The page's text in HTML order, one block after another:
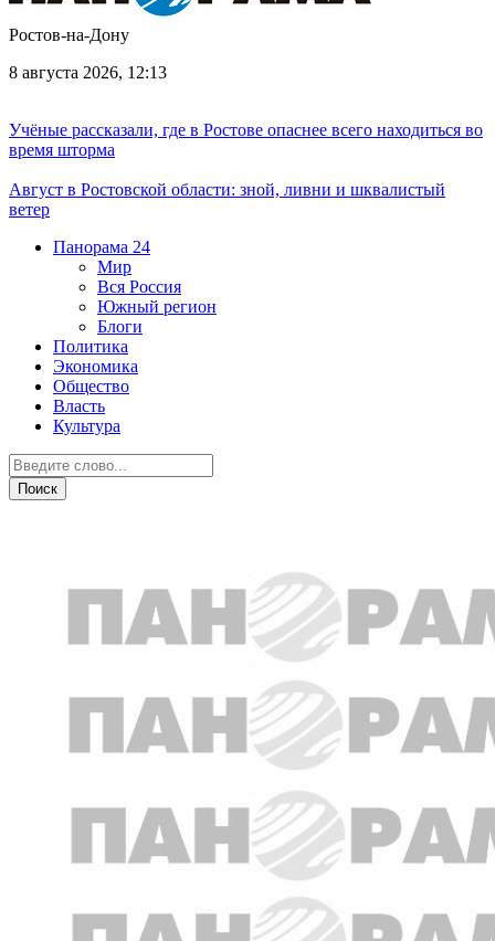
Ростов-на-Дону
8 августа 2026, 12:13
Учёные рассказали, где в Ростове опаснее всего находиться во
время шторма
Август в Ростовской области: зной, ливни и шквалистый
ветер
Панорама 24
Мир
Вся Россия
Южный регион
Блоги
Политика
Экономика
Общество
Власть
Культура